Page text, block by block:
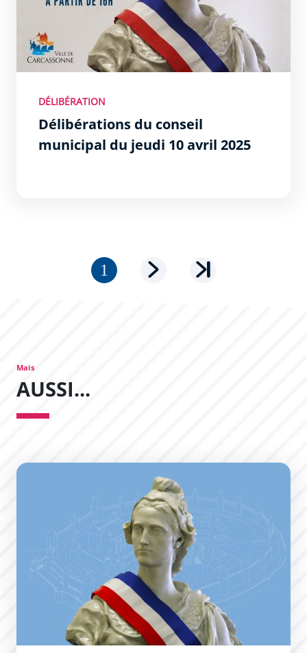
DÉLIBÉRATION
Délibérations du conseil
municipal du jeudi 10 avril 2025
Pagination Page courantePage suivante
Mais
AUSSI...
Le Conseil Municipal